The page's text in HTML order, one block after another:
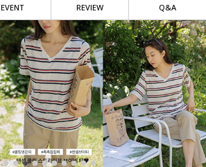
EVENT REVIEW Q&A